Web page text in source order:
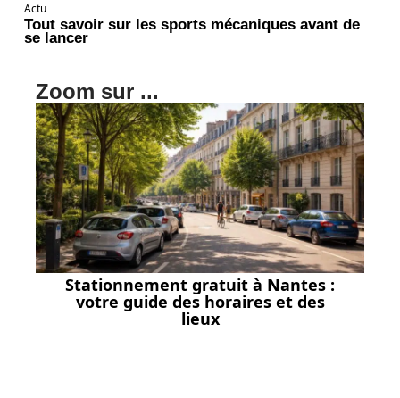
Actu
Tout savoir sur les sports mécaniques avant de
se lancer
Zoom sur ...
Stationnement gratuit à Nantes :
votre guide des horaires et des
lieux